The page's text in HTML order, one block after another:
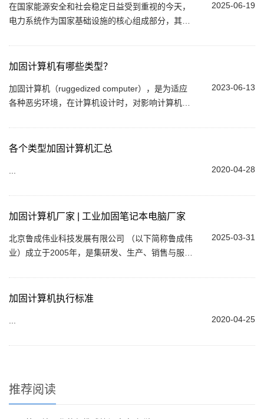
2025-06-19
在国家能源安全和社会稳定日益受到重视的今天，
电力系统作为国家基础设施的核心组成部分，其安
随着智能电网、数字化变电站和电力物联网...
加固计算机有哪些类型？
2023-06-13
加固计算机（ruggedized computer），是为适应
各种恶劣环境，在计算机设计时，对影响计算机性
结构等，采取相应保护措施的计算机，又称抗恶
劣...
各个类型加固计算机汇总
2020-04-28
加固计算机厂家 | 工业加固笔记本电脑厂家
2025-03-31
北京鲁成伟业科技发展有限公司 （以下简称鲁成伟
业）成立于2005年，是集研发、生产、销售与服务
业加固平板电脑及特种计算机的研发与制造。凭...
加固计算机执行标准
2020-04-25
推荐阅读